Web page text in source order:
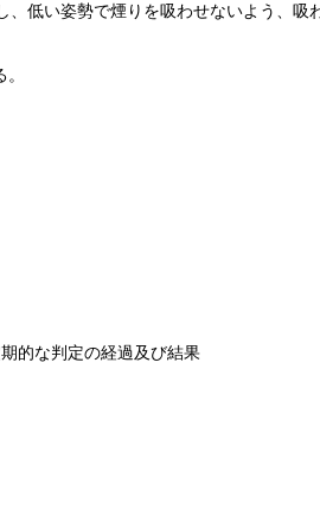
低い姿勢で煙りを吸わせないよう、吸
的な判定の経過及び結果